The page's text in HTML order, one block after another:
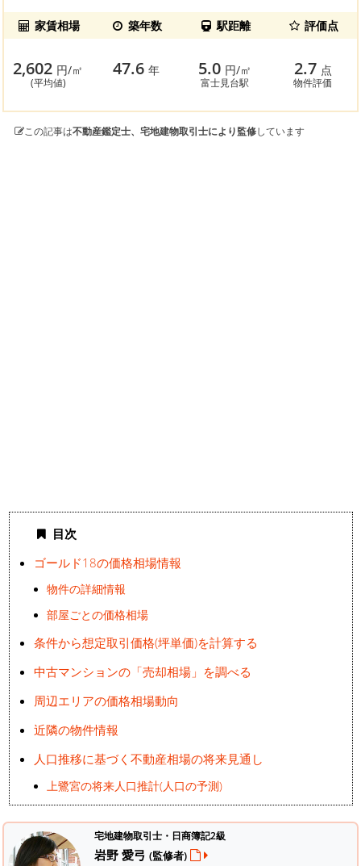
家賃相場 築年数 駅距離 評価点
2,602 円/㎡
(平均値)
47.6年 5.0 円/㎡
富士見台駅
2.7 点
物件評価
この記事は不動産鑑定士、宅地建物取引士により監修しています
目次
ゴールド18の価格相場情報
物件の詳細情報
部屋ごとの価格相場
条件から想定取引価格(坪単価)を計算する
中古マンションの「売却相場」を調べる
周辺エリアの価格相場動向
近隣の物件情報
人口推移に基づく不動産相場の将来見通し
上鷺宮の将来人口推計(人口の予測)
宅地建物取引士・日商簿記2級
岩野 愛弓 (監修者)